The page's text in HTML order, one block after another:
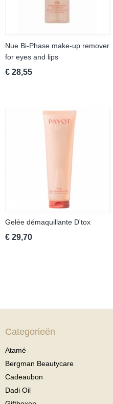
Nue Bi-Phase make-up remover
for eyes and lips
€ 28,55
Gelée démaquillante D'tox
€ 29,70
Categorieën
Atamé
Bergman Beautycare
Cadeaubon
Dadi Oil